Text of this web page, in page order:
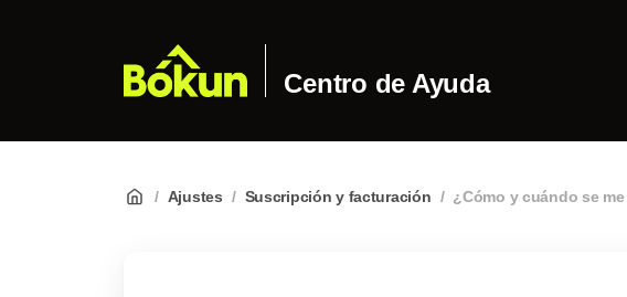
Centro de Ayuda
/ Ajustes / Suscripción y facturación / ¿Cómo y cuándo se